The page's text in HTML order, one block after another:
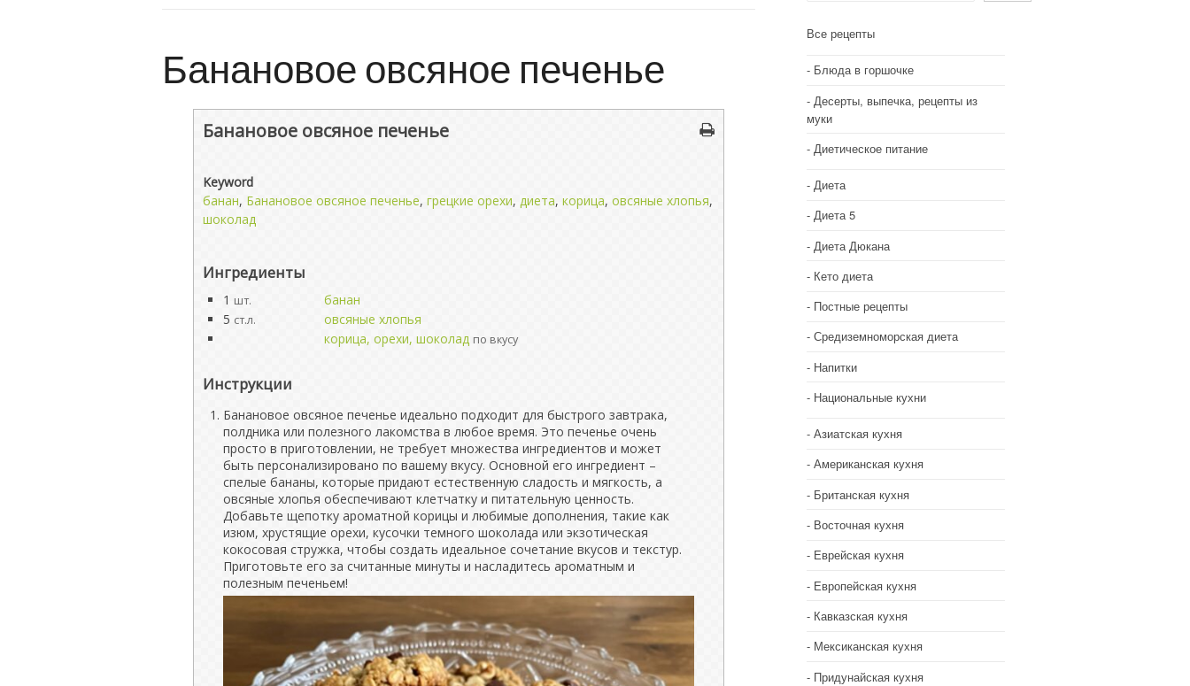
Банановое овсяное печенье
Банановое овсяное печенье
Keyword
банан, Банановое овсяное печенье, грецкие орехи, диета, корица, овсяные хлопья,
шоколад
Ингредиенты
1 шт.
банан
5 ст.л.
овсяные хлопья
корица, орехи, шоколад по вкусу
Инструкции
Банановое овсяное печенье идеально подходит для быстрого завтрака,
полдника или полезного лакомства в любое время. Это печенье очень
просто в приготовлении, не требует множества ингредиентов и может
быть персонализировано по вашему вкусу. Основной его ингредиент –
спелые бананы, которые придают естественную сладость и мягкость, а
овсяные хлопья обеспечивают клетчатку и питательную ценность.
Добавьте щепотку ароматной корицы и любимые дополнения, такие как
изюм, хрустящие орехи, кусочки темного шоколада или экзотическая
кокосовая стружка, чтобы создать идеальное сочетание вкусов и текстур.
Приготовьте его за считанные минуты и насладитесь ароматным и
полезным печеньем!
Все рецепты
Блюда в горшочке
Десерты, выпечка, рецепты из
муки
Диетическое питание
Диета
Диета 5
Диета Дюкана
Кето диета
Постные рецепты
Средиземноморская диета
Напитки
Национальные кухни
Азиатская кухня
Американская кухня
Британская кухня
Восточная кухня
Еврейская кухня
Европейская кухня
Кавказская кухня
Мексиканская кухня
Придунайская кухня